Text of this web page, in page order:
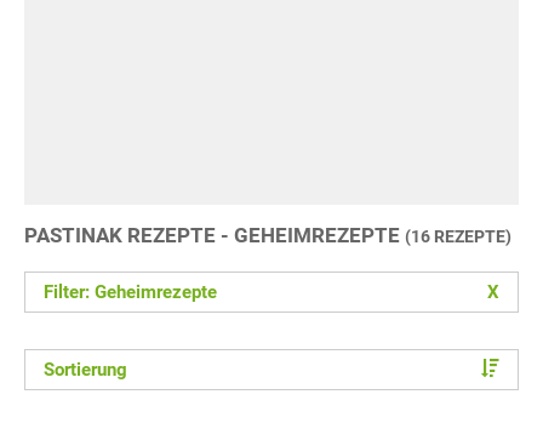
PASTINAK REZEPTE - GEHEIMREZEPTE (16 REZEPTE)
Filter: Geheimrezepte X
Sortierung